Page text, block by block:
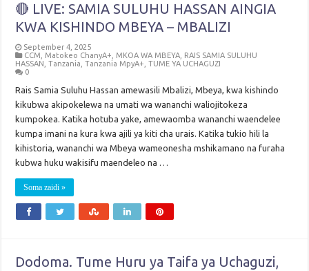
🔴 LIVE: SAMIA SULUHU HASSAN AINGIA
KWA KISHINDO MBEYA – MBALIZI
September 4, 2025
CCM
Matokeo ChanyA+ MKOA WA MBEYA
RAIS SAMIA SULUHU
HASSAN
,Tanzania ,Tanzania MpyA+ ,TUME YA UCHAGUZI
0
Rais Samia Suluhu Hassan amewasili Mbalizi, Mbeya, kwa kishindo
kikubwa akipokelewa na umati wa wananchi waliojitokeza
kumpokea. Katika hotuba yake, amewaomba wananchi waendelee
kumpa imani na kura kwa ajili ya kiti cha urais. Katika tukio hili la
kihistoria, wananchi wa Mbeya wameonesha mshikamano na furaha
kubwa huku wakisifu maendeleo na …
Soma zaidi »
Dodoma. Tume Huru ya Taifa ya Uchaguzi,